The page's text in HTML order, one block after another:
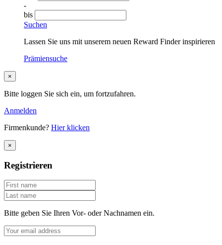
-
bis
Suchen
Lassen Sie uns mit unserem neuen Reward Finder inspirieren
Prämiensuche
×
Bitte loggen Sie sich ein, um fortzufahren.
Anmelden
Firmenkunde? Hier klicken
×
Registrieren
Bitte geben Sie Ihren Vor- oder Nachnamen ein.